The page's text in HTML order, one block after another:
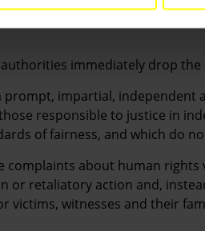
immediately drop the
prompt, impartial, independent
responsible to justice in
of fairness, and which do
complaints about human rights
or retaliatory action and,
victims, witnesses and their